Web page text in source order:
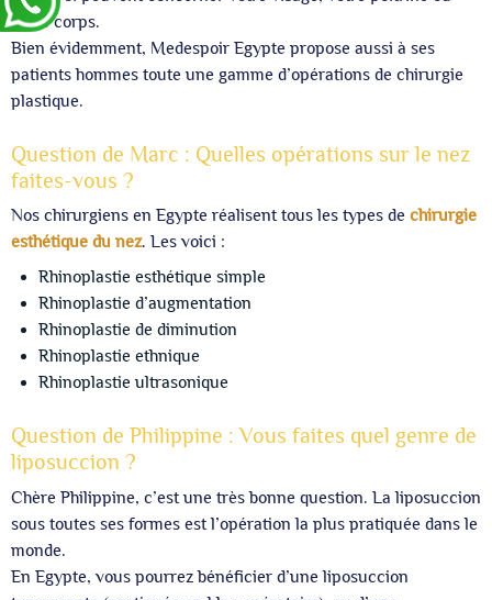
votre corps.
Bien évidemment, Medespoir Egypte propose aussi à ses
patients hommes toute une gamme d’opérations de chirurgie
plastique.
Question de Marc : Quelles opérations sur le nez
faites-vous ?
Nos chirurgiens en Egypte réalisent tous les types de chirurgie
esthétique du nez. Les voici :
Rhinoplastie esthétique simple
Rhinoplastie d’augmentation
Rhinoplastie de diminution
Rhinoplastie ethnique
Rhinoplastie ultrasonique
Question de Philippine : Vous faites quel genre de
liposuccion ?
Chère Philippine, c’est une très bonne question. La liposuccion
sous toutes ses formes est l’opération la plus pratiquée dans le
monde.
En Egypte, vous pourrez bénéficier d’une liposuccion